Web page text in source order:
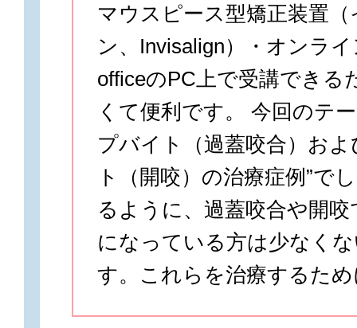
マウスピース型矯正装置
ン、Invisalign）・オンラ
officeのPC上で受講できる
くて便利です。 今回のテ
プバイト（過蓋咬合）お
ト（開咬）の治療症例”で
るように、過蓋咬合や開
になっている方は少なく
す。これらを治療するた